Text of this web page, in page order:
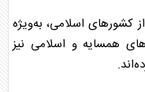
کشورهای اسلامی، به‌ویژه
همسایه و اسلامی نیز